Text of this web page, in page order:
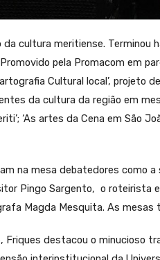
cultura meritiense. Terminou
Promovido pela Promacom em
Cultural local’,
da cultura da região em
‘As artes da Cena em São
na mesa debatedores como
Pingo Sargento, o roteirista
Magda Mesquita. As
Friques destacou o minucioso